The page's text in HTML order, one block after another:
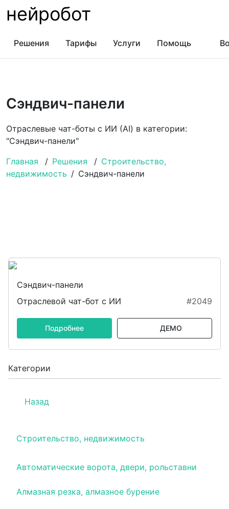
нейробот
Решения Тарифы Услуги Помощь
Сэндвич-панели
Отраслевые чат-боты с ИИ (AI) в категории:
"Сэндвич-панели"
Главная
/ Решения / Строительство,
недвижимость / Сэндвич-панели
Категории
Назад
Строительство, недвижимость
Автоматические ворота, двери, рольставни
Алмазная резка, алмазное бурение
Сэндвич-панели
Отраслевой чат-бот с ИИ
#2049
Подробнее ДЕМО